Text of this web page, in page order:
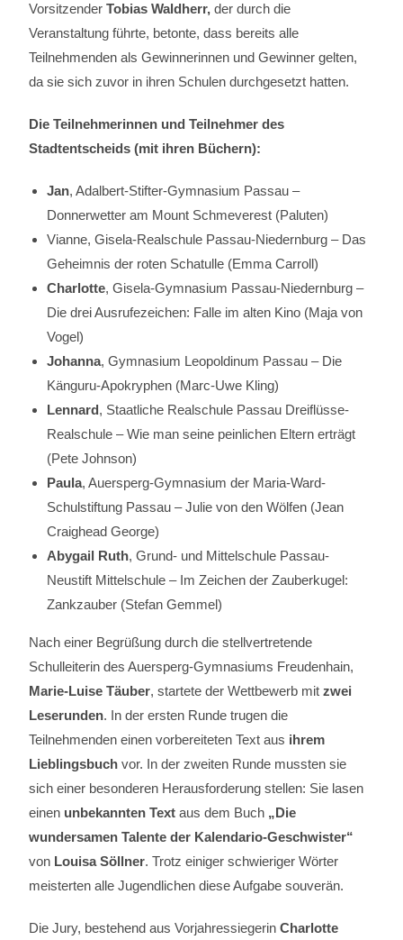
VorsitzenderTobias Waldherr, der durch die
Veranstaltung führte, betonte, dass bereits alle
Teilnehmenden als Gewinnerinnen und Gewinner gelten,
da sie sich zuvor in ihren Schulen durchgesetzt hatten.
Die Teilnehmerinnen und Teilnehmer des
Stadtentscheids (mit ihren Büchern):
Jan, Adalbert-Stifter-Gymnasium Passau –
Donnerwetter am Mount Schmeverest (Paluten)
Vianne, Gisela-Realschule Passau-Niedernburg – Das
Geheimnis der roten Schatulle (Emma Carroll)
Charlotte, Gisela-Gymnasium Passau-Niedernburg –
Die drei Ausrufezeichen: Falle im alten Kino (Maja von
Vogel)
Johanna, Gymnasium Leopoldinum Passau – Die
Känguru-Apokryphen (Marc-Uwe Kling)
Lennard, Staatliche Realschule Passau Dreiflüsse-
Realschule – Wie man seine peinlichen Eltern erträgt
(Pete Johnson)
Paula, Auersperg-Gymnasium der Maria-Ward-
Schulstiftung Passau – Julie von den Wölfen (Jean
Craighead George)
Abygail Ruth, Grund- und Mittelschule Passau-
Neustift Mittelschule – Im Zeichen der Zauberkugel:
Zankzauber (Stefan Gemmel)
Nach einer Begrüßung durch die stellvertretende
Schulleiterin des Auersperg-Gymnasiums Freudenhain,
Marie-Luise Täuber, startete der Wettbewerb mitzwei
Leserunden. In der ersten Runde trugen die
Teilnehmenden einen vorbereiteten Text aus ihrem
Lieblingsbuch vor. In der zweiten Runde mussten sie
sich einer besonderen Herausforderung stellen: Sie lasen
einen unbekannten Text aus dem Buch „Die
wundersamen Talente der Kalendario-Geschwister“
von Louisa Söllner. Trotz einiger schwieriger Wörter
meisterten alle Jugendlichen diese Aufgabe souverän.
Die Jury, bestehend aus VorjahressiegerinCharlotte